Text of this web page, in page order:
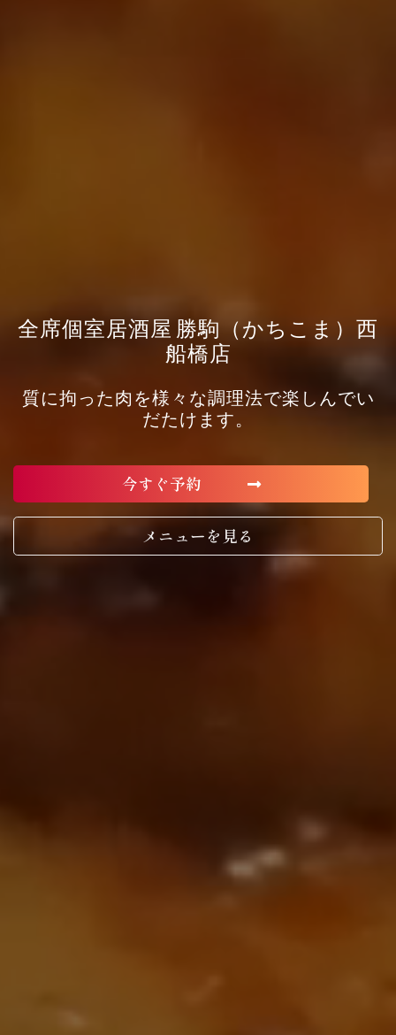
全席個室居酒屋 勝駒（かちこま）西
船橋店
質に拘った肉を様々な調理法で楽しんでい
だたけます。
今すぐ予約
メニューを見る